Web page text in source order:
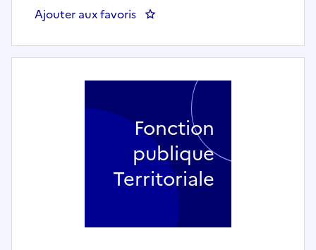
Ajouter aux favoris : Animateur enfance - jeunesse
Fonction
publique
Territoriale